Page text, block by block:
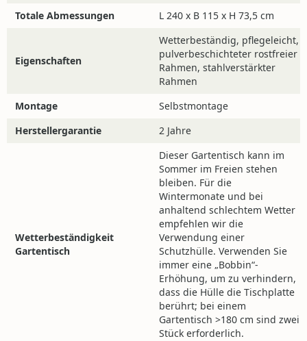
Pflege dieses Produkts erfahren? Dann besuchen Sie
Noch Fragen?
Sie haben noch Fragen? Unsere Chat-Funktion unten
links auf Ihrem Bildschirm steht Ihnen während
unserer Öffnungszeiten zur Verfügung.
Telefonisch erreichen Sie uns unter +49 2561 9573
005, außer sonntags. Alternativ können Sie uns
jederzeit eine E Mail senden an:
info@4jahreszeitengartenmobel.de
HÄUFIG GESTELLTE FRAGEN
Ist der Gartentisch
Totale Abmessungen L 240 x B 115 x H 73,5 cm
Eigenschaften
Wetterbeständig, pflegeleicht,
pulverbeschichteter rostfreier
Rahmen, stahlverstärkter
Rahmen
Montage
Selbstmontage
Herstellergarantie
2 Jahre
Wetterbeständigkeit
Gartentisch
Dieser Gartentisch kann im
Sommer im Freien stehen
bleiben. Für die
Wintermonate und bei
anhaltend schlechtem Wetter
empfehlen wir die
Verwendung einer
Schutzhülle. Verwenden Sie
immer eine „Bobbin“-
Erhöhung, um zu verhindern,
dass die Hülle die Tischplatte
berührt; bei einem
Gartentisch >180 cm sind zwei
Stück erforderlich.